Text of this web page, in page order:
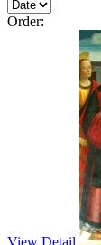
Order: